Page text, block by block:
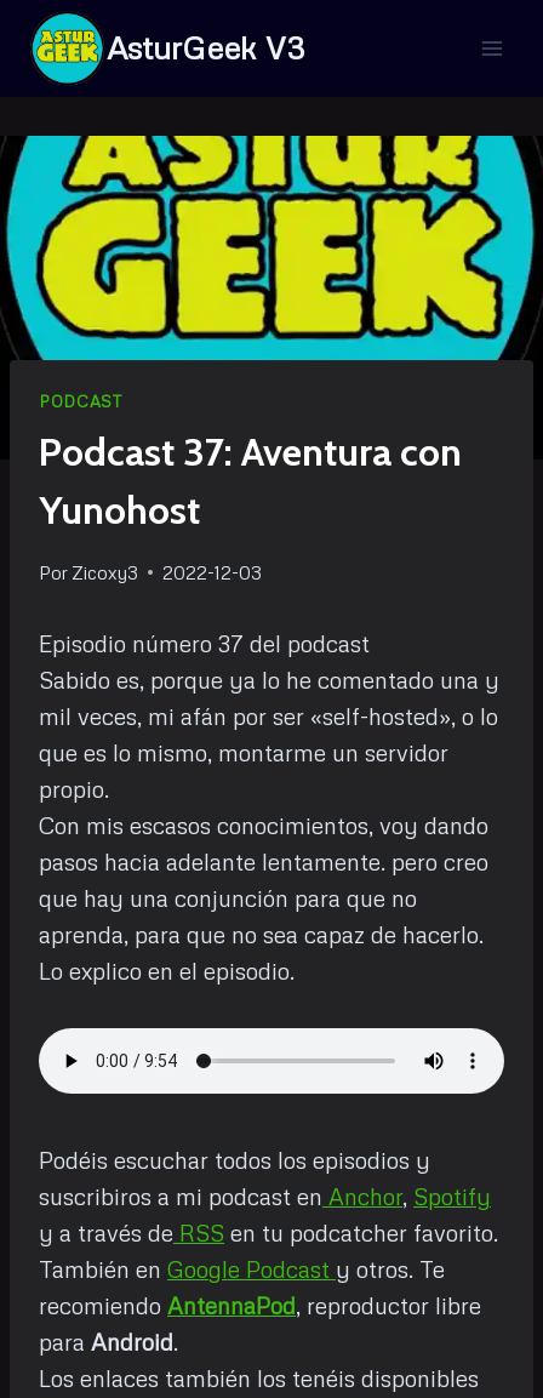
Saltar
contenido
AsturGeek V3
PODCAST
Podcast 37: Aventura con
Yunohost
Por Zicoxy3 2022-12-03
Episodio número 37 del podcast
Sabido es, porque ya lo he comentado una y
mil veces, mi afán por ser «self-hosted», o lo
que es lo mismo, montarme un servidor
propio.
Con mis escasos conocimientos, voy dando
pasos hacia adelante lentamente. pero creo
que hay una conjunción para que no
aprenda, para que no sea capaz de hacerlo.
Lo explico en el episodio.
Podéis escuchar todos los episodios y
suscribiros a mi podcast en Anchor, Spotify
y a través de RSS en tu podcatcher favorito.
También en Google Podcast y otros. Te
recomiendo AntennaPod, reproductor libre
para Android.
Los enlaces también los tenéis disponibles